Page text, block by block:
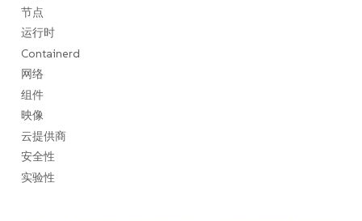
节点
运行时
Containerd
网络
组件
映像
云提供商
安全性
实验性